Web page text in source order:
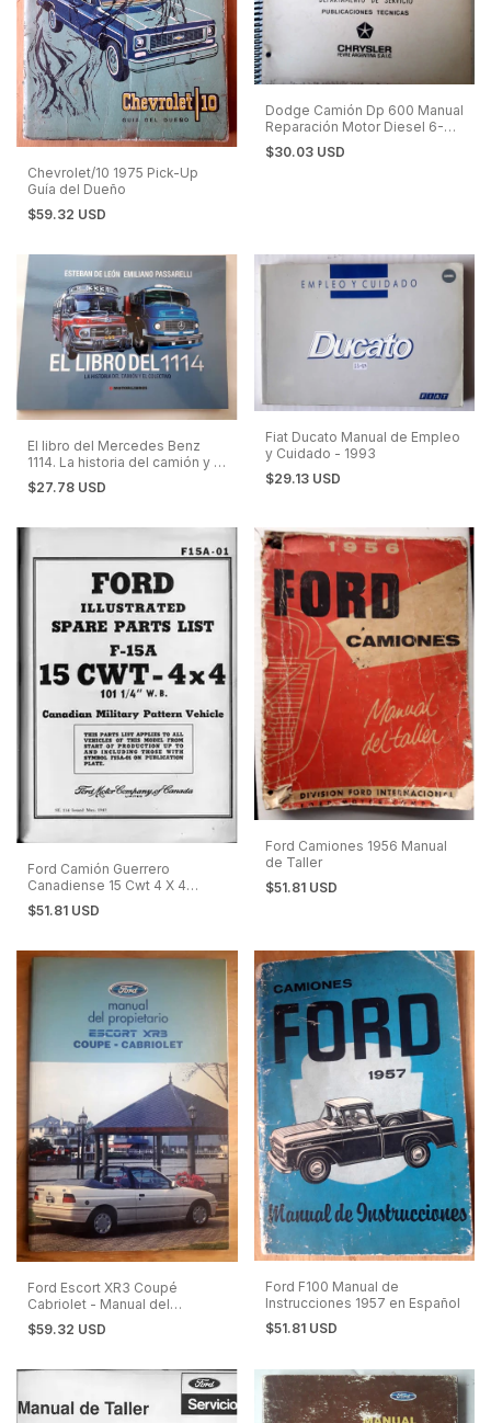
Chevrolet/10 1975 Pick-Up
Guía del Dueño
$59.32 USD
Dodge Camión Dp 600 Manual
Reparación Motor Diesel 6-
354 Y Fase 2
$30.03 USD
El libro del Mercedes Benz
1114. La historia del camión y el
colectivo
$27.78 USD
Fiat Ducato Manual de Empleo
y Cuidado - 1993
$29.13 USD
Ford Camión Guerrero
Canadiense 15 Cwt 4 X 4
Manual de Despiece
$51.81 USD
Ford Camiones 1956 Manual
de Taller
$51.81 USD
Ford Escort XR3 Coupé
Cabriolet - Manual del
Propietario 1995
$59.32 USD
Ford F100 Manual de
Instrucciones 1957 en Español
$51.81 USD